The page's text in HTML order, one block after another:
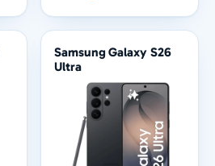
Samsung Galaxy S26
Ultra